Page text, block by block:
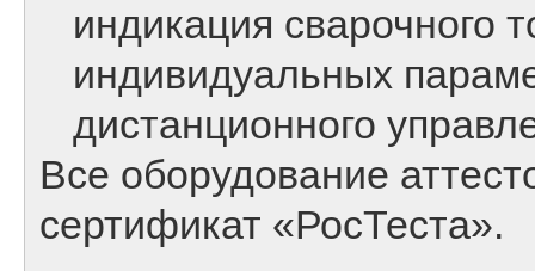
индикация сварочного
индивидуальных
дистанционного
Все оборудование
сертификат «РосТеста».